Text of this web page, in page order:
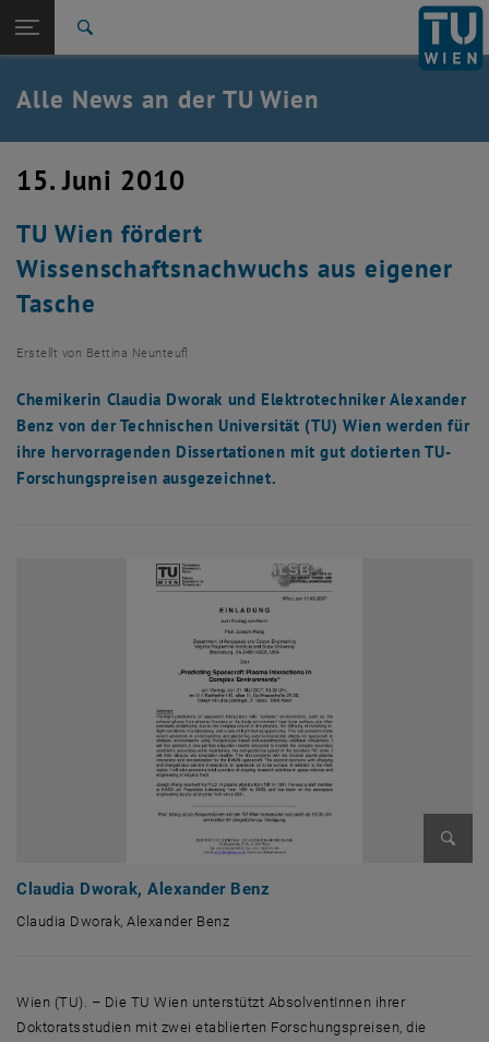
TU Login
Quicklinks
Quicklinks-Menü umschalten
Studium
Karriere
Zurück: Subseiten von TU Wien Startseite auflisten
Zurück zur letzten Ebene:
TU Wien Startseite
Übersicht
Alle News an der TU Wien
15. Juni 2010
TU Wien fördert
Wissenschaftsnachwuchs aus eigener
Tasche
Erstellt von Bettina Neunteufl
Chemikerin Claudia Dworak und Elektrotechniker Alexander
Benz von der Technischen Universität (TU) Wien werden für
ihre hervorragenden Dissertationen mit gut dotierten TU-
Forschungspreisen ausgezeichnet.
Claudia Dworak, Alexander Benz
Claudia Dworak, Alexander Benz
Wien (TU). – Die TU Wien unterstützt AbsolventInnen ihrer
Doktoratsstudien mit zwei etablierten Forschungspreisen, die